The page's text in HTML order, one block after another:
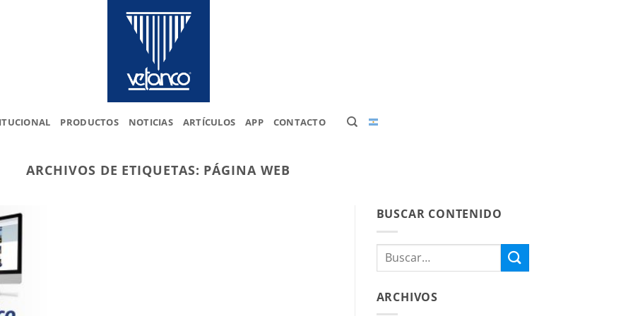
PRODUCTOS NOTICIAS ARTÍCULOS APP CONTACTO
ARCHIVOS DE ETIQUETAS: PÁGINA WEB
BUSCAR CONTENIDO
ARCHIVOS